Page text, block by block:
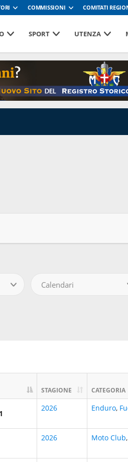
COMMISSIONI COMITATI
SPORT UTENZA
Calendari
STAGIONE CATEGORIA
2026 Enduro,
2026 Moto Club,